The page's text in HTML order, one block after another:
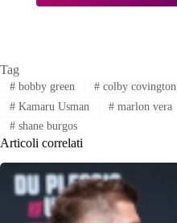
Tag
#bobby green #colby covington
#Kamaru Usman #marlon vera
#shane burgos
Articoli correlati